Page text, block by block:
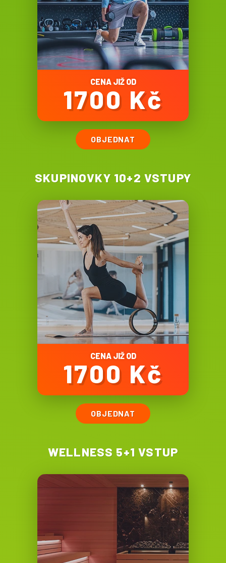
CENA JIŽ OD
1700 Kč
OBJEDNAT
SKUPINOVKY 10+2 VSTUPY
CENA JIŽ OD
1700 Kč
OBJEDNAT
WELLNESS 5+1 VSTUP